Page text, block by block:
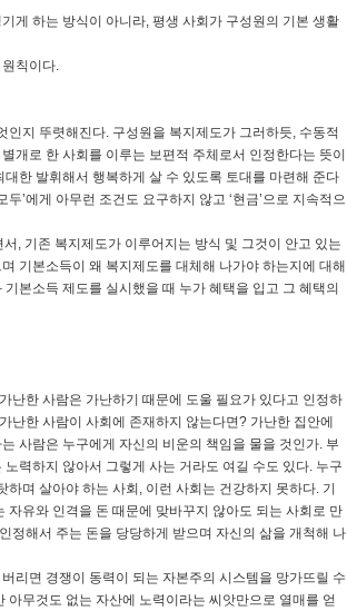
게 하는 방식이 아니라, 평생 사회가 구성원의 기본 생활
칙이다.
지 뚜렷해진다. 구성원을 복지제도가 그러하듯, 수동적
개로 한 사회를 이루는 보편적 주체로서 인정한다는 뜻이
한 발휘해서 행복하게 살 수 있도록 토대를 마련해 준다
’에게 아무런 조건도 요구하지 않고 ‘현금’으로 지속적으
, 기존 복지제도가 이루어지는 방식 및 그것이 안고 있는
기본소득이 왜 복지제도를 대체해 나가야 하는지에 대해
본소득 제도를 실시했을 때 누가 혜택을 입고 그 혜택의
난한 사람은 가난하기 때문에 도울 필요가 있다고 인정하
난한 사람이 사회에 존재하지 않는다면? 가난한 집안에
사람은 누구에게 자신의 비운의 책임을 물을 것인가. 부
력하지 않아서 그렇게 사는 거라도 여길 수도 있다. 누구
며 살아야 하는 사회, 이런 사회는 건강하지 못하다. 기
유와 인격을 돈 때문에 맞바꾸지 않아도 되는 사회로 만
정해서 주는 돈을 당당하게 받으며 자신의 삶을 개척해 나
리면 경쟁이 동력이 되는 자본주의 시스템을 망가뜨릴 수
무것도 없는 자산에 노력이라는 씨앗만으로 열매를 얻